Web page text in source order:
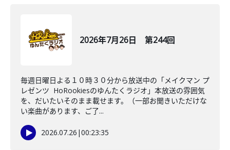
2026年7月26日 第244回
毎週日曜日よる１０時３０分から放送中の「メイクマン プ
レゼンツ HoRookiesのゆんたくラジオ」本放送の雰囲気
を、だいたいそのまま載せます。（一部お聞きいただけな
い楽曲があります、ご了...
2026.07.26 |00:23:35